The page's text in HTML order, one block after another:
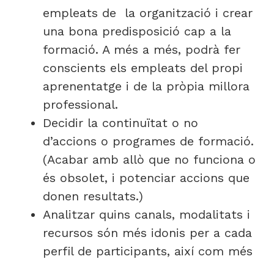
empleats de la organització i crear
una bona predisposició cap a la
formació. A més a més, podrà fer
conscients els empleats del propi
aprenentatge i de la pròpia millora
professional.
Decidir la continuïtat o no
d’accions o programes de formació.
(Acabar amb allò que no funciona o
és obsolet, i potenciar accions que
donen resultats.)
Analitzar quins canals, modalitats i
recursos són més idonis per a cada
perfil de participants, així com més